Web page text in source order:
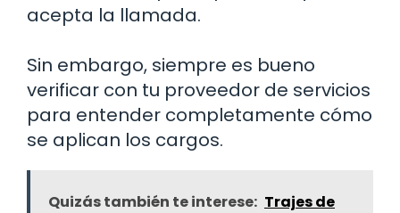
acepta la llamada.
Sin embargo, siempre es bueno
verificar con tu proveedor de servicios
para entender completamente cómo
se aplican los cargos.
Quizás también te interese: Trajes de